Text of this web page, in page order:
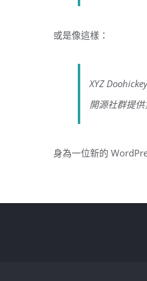
或是像這樣：
XYZ
開源社群提
身為一位新的